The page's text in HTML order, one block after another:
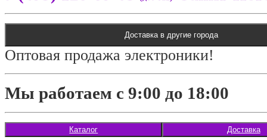
Доставка в другие города
Оптовая продажа электроники!
Мы работаем с 9:00 до 18:00
Каталог Доставка